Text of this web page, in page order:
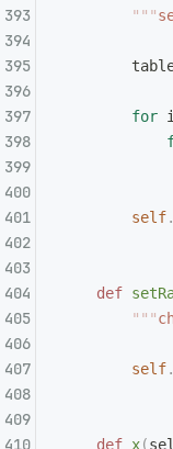
        """
        for
        self
.
    def
        """
        self
.
    def
x(